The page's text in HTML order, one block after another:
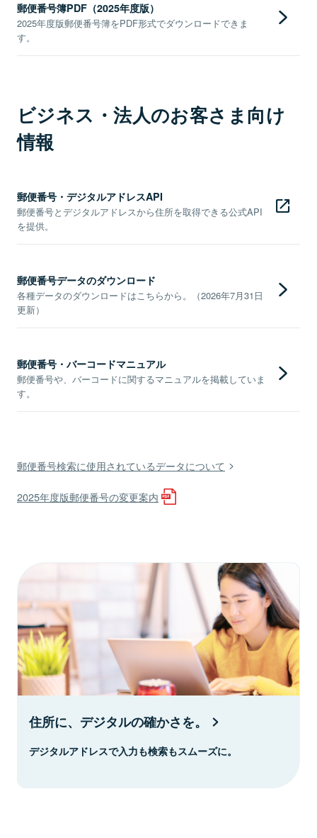
郵便番号簿PDF（2025年度版）
2025年度版郵便番号簿をPDF形式でダウンロードできま
す。
ビジネス・法人のお客さま向け
情報
郵便番号・デジタルアドレスAPI
郵便番号とデジタルアドレスから住所を取得できる公式API
を提供。
郵便番号データのダウンロード
各種データのダウンロードはこちらから。（2026年7月31日
更新）
郵便番号・バーコードマニュアル
郵便番号や、バーコードに関するマニュアルを掲載していま
す。
郵便番号検索に使用されているデータについて
2025年度版郵便番号の変更案内
住所に、デジタルの確かさを。
デジタルアドレスで入力も検索もスムーズに。